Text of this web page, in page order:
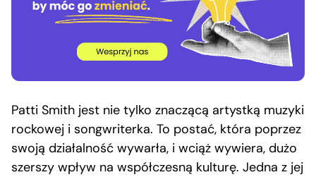
Patti Smith jest nie tylko znaczącą artystką muzyki
rockowej i songwriterka. To postać, która poprzez
swoją działalność wywarła, i wciąż wywiera, dużo
szerszy wpływ na współczesną kulturę. Jedna z jej